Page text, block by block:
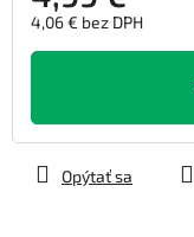
4,06 € bez DPH
Jednotková
Opýtať sa